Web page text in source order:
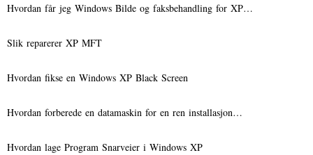
Hvordan får jeg Windows Bilde og faksbehandling for XP…
Slik reparerer XP MFT
Hvordan fikse en Windows XP Black Screen
Hvordan forberede en datamaskin for en ren installasjon…
Hvordan lage Program Snarveier i Windows XP